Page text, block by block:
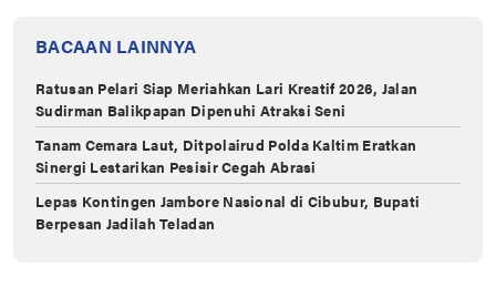
BACAAN LAINNYA
Ratusan Pelari Siap Meriahkan Lari Kreatif 2026, Jalan
Sudirman Balikpapan Dipenuhi Atraksi Seni
Tanam Cemara Laut, Ditpolairud Polda Kaltim Eratkan
Sinergi Lestarikan Pesisir Cegah Abrasi
Lepas Kontingen Jambore Nasional di Cibubur, Bupati
Berpesan Jadilah Teladan